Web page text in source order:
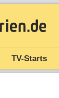
TV-Starts